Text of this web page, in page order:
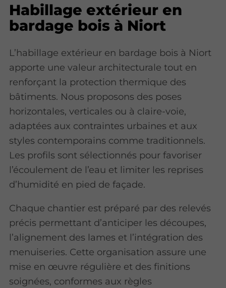
Habillage extérieur en
bardage bois à Niort
L’habillage extérieur en bardage bois à Niort
apporte une valeur architecturale tout en
renforçant la protection thermique des
bâtiments. Nous proposons des poses
horizontales, verticales ou à claire-voie,
adaptées aux contraintes urbaines et aux
styles contemporains comme traditionnels.
Les profils sont sélectionnés pour favoriser
l’écoulement de l’eau et limiter les reprises
d’humidité en pied de façade.
Chaque chantier est préparé par des relevés
précis permettant d’anticiper les découpes,
l’alignement des lames et l’intégration des
menuiseries. Cette organisation assure une
mise en œuvre régulière et des finitions
soignées, conformes aux règles